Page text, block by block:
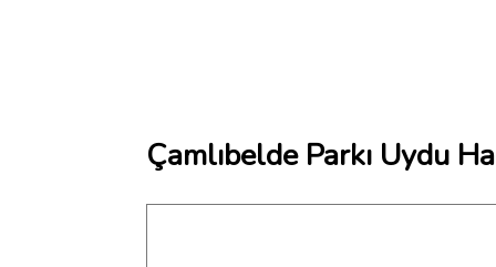
Çamlıbelde Parkı Uydu